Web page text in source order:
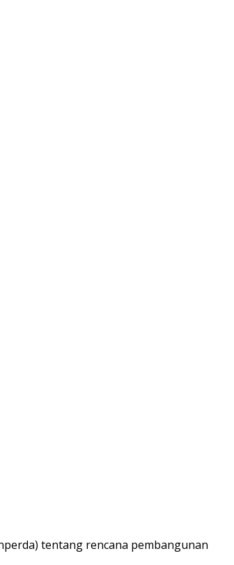
tentang rencana pembangunan